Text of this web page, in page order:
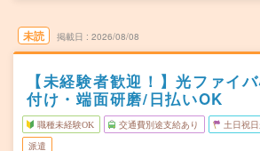
未読 掲載日 2026/08/08
【未経験者歓迎！】光ファイ
付け・端面研磨/日払いOK
職種未経験OK 交通費別途支給あり 土日祝
派遣